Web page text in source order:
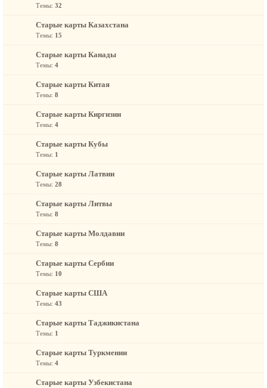
Темы: 32
Старые карты Казахстана
Темы: 15
Старые карты Канады
Темы: 4
Старые карты Китая
Темы: 8
Старые карты Киргизии
Темы: 4
Старые карты Кубы
Темы: 1
Старые карты Латвии
Темы: 28
Старые карты Литвы
Темы: 8
Старые карты Молдавии
Темы: 8
Старые карты Сербии
Темы: 10
Старые карты США
Темы: 43
Старые карты Таджикистана
Темы: 1
Старые карты Туркмении
Темы: 4
Старые карты Узбекистана